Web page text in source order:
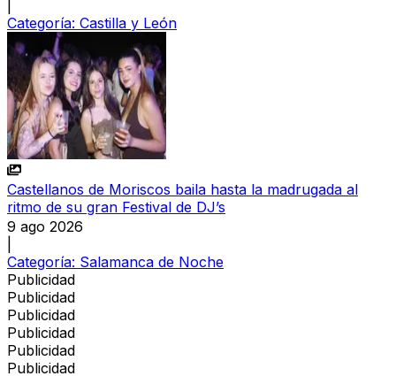
Categoría: Castilla y León
Castellanos de Moriscos baila hasta la madrugada al
ritmo de su gran Festival de DJ’s
9 ago 2026
Categoría: Salamanca de Noche
Publicidad
Publicidad
Publicidad
Publicidad
Publicidad
Publicidad